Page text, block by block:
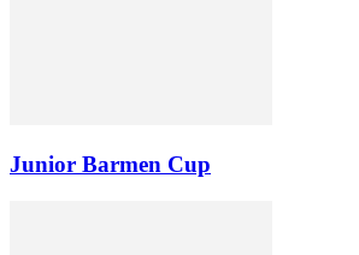
Junior Barmen Cup